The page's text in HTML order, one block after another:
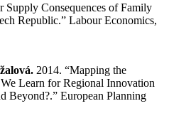
Supply Consequences of Family
Republic.” Labour Economics,
2014. “Mapping the
Learn for Regional Innovation
Beyond?.” European Planning